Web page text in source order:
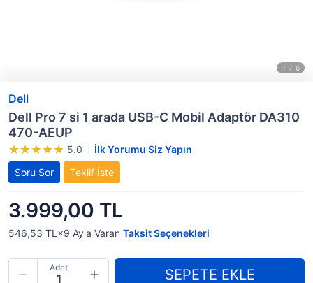
Dell
Dell Pro 7 si 1 arada USB-C Mobil Adaptör DA310
470-AEUP
5.0
İlk Yorumu Siz Yapın
Soru Sor
Teklif İste
3.999,00 TL
546,53 TL×9 Ay'a Varan Taksit Seçenekleri
Adet